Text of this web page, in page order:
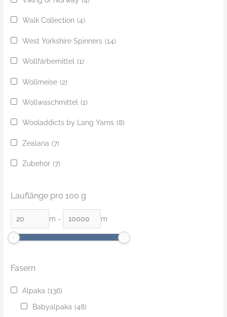
Walk Collection (4)
West Yorkshire Spinners (14)
Wollfärbemittel (1)
Wollmeise (2)
Wollwaschmittel (1)
Wooladdicts by Lang Yarns (8)
Zealana (7)
Zubehör (7)
Lauflänge pro 100 g
m - m
Fasern
Alpaka (136)
Babyalpaka (48)